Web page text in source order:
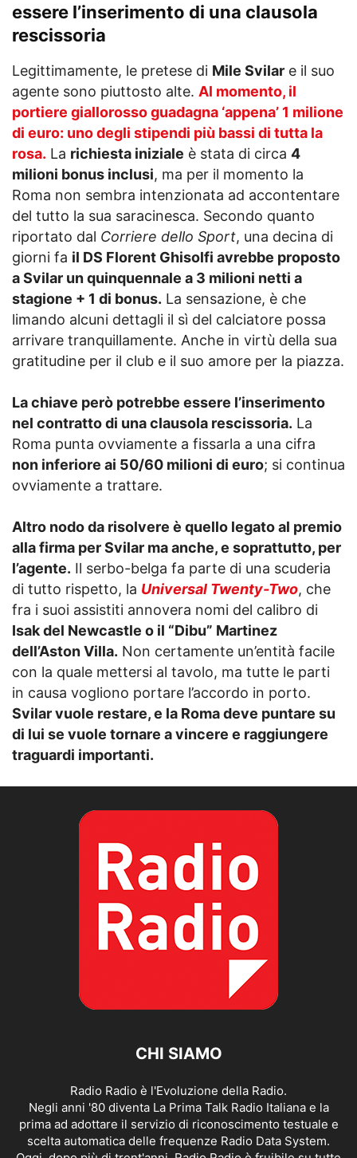
essere l’inserimento di una clausola
rescissoria
Legittimamente, le pretese di Mile Svilar e il suo
agente sono piuttosto alte. Al momento, il
portiere giallorosso guadagna ‘appena’ 1 milione
di euro: uno degli stipendi più bassi di tutta la
rosa. La richiesta iniziale è stata di circa 4
milioni bonus inclusi, ma per il momento la
Roma non sembra intenzionata ad accontentare
del tutto la sua saracinesca. Secondo quanto
riportato dal Corriere dello Sport, una decina di
giorni fa il DS Florent Ghisolfi avrebbe proposto
a Svilar un quinquennale a 3 milioni netti a
stagione + 1 di bonus. La sensazione, è che
limando alcuni dettagli il sì del calciatore possa
arrivare tranquillamente. Anche in virtù della sua
gratitudine per il club e il suo amore per la piazza.
La chiave però potrebbe essere l’inserimento
nel contratto di una clausola rescissoria. La
Roma punta ovviamente a fissarla a una cifra
non inferiore ai 50/60 milioni di euro; si continua
ovviamente a trattare.
Altro nodo da risolvere è quello legato al premio
alla firma per Svilar ma anche, e soprattutto, per
l’agente. Il serbo-belga fa parte di una scuderia
di tutto rispetto, la Universal Twenty-Two, che
fra i suoi assistiti annovera nomi del calibro di
Isak del Newcastle o il “Dibu” Martinez
dell’Aston Villa. Non certamente un’entità facile
con la quale mettersi al tavolo, ma tutte le parti
in causa vogliono portare l’accordo in porto.
Svilar vuole restare, e la Roma deve puntare su
di lui se vuole tornare a vincere e raggiungere
traguardi importanti.
CHI SIAMO
Radio Radio è l'Evoluzione della Radio.
Negli anni '80 diventa La Prima Talk Radio Italiana e la
prima ad adottare il servizio di riconoscimento testuale e
scelta automatica delle frequenze Radio Data System.